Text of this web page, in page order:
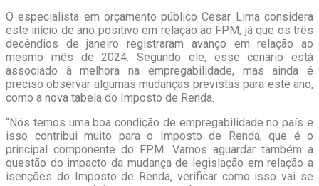
O especialista em orçamento público Cesar Lima considera
este início de ano positivo em relação ao FPM, já que os três
decêndios de janeiro registraram avanço em relação ao
mesmo mês de 2024. Segundo ele, esse cenário está
associado à melhora na empregabilidade, mas ainda é
preciso observar algumas mudanças previstas para este ano,
como a nova tabela do Imposto de Renda.
“Nós temos uma boa condição de empregabilidade no país e
isso contribui muito para o Imposto de Renda, que é o
principal componente do FPM. Vamos aguardar também a
questão do impacto da mudança de legislação em relação a
isenções do Imposto de Renda, verificar como isso vai se